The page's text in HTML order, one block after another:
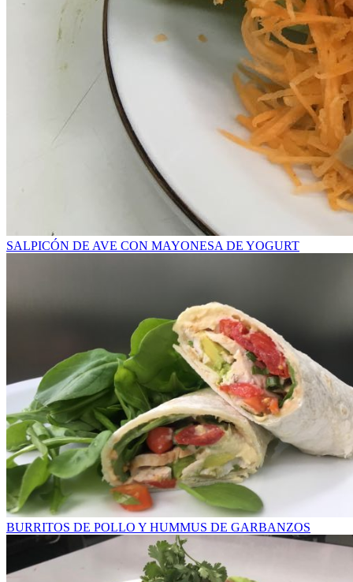
SALPICÓN DE AVE CON MAYONESA DE YOGURT
BURRITOS DE POLLO Y HUMMUS DE GARBANZOS